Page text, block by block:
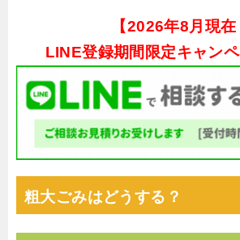
【2026年8月現在
LINE登録期間限定キャンペ
粗大ごみはどうする？